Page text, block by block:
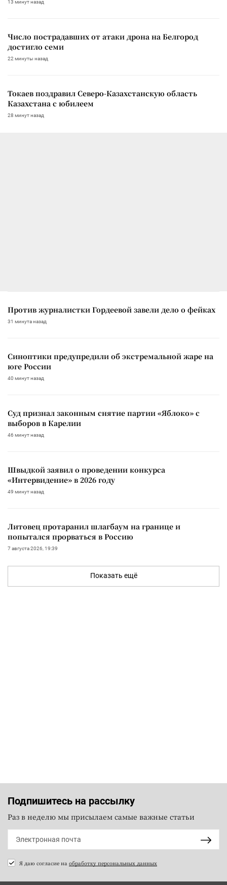
13 минут назад
Число пострадавших от атаки дрона на Белгород
достигло семи
22 минуты назад
Токаев поздравил Северо-Казахстанскую область
Казахстана с юбилеем
28 минут назад
Против журналистки Гордеевой завели дело о фейках
31 минута назад
Синоптики предупредили об экстремальной жаре на
юге России
40 минут назад
Суд признал законным снятие партии «Яблоко» с
выборов в Карелии
46 минут назад
Швыдкой заявил о проведении конкурса
«Интервидение» в 2026 году
49 минут назад
Литовец протаранил шлагбаум на границе и
попытался прорваться в Россию
7 августа 2026, 19:39
Показать ещё
Подпишитесь на рассылку
Раз в неделю мы присылаем самые важные статьи
Я даю согласие на обработку персональных данных